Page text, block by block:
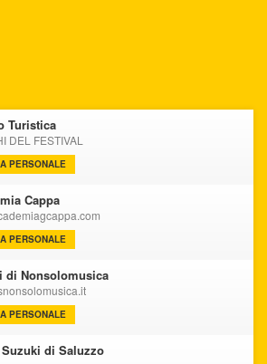
Turistica
DEL FESTIVAL
PERSONALE
Cappa
PERSONALE
di Nonsolomusica
PERSONALE
di Saluzzo